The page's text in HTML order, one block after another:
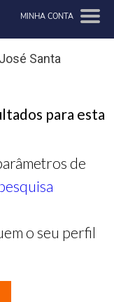
MINHA CONTA
Santa
para esta
de
o seu perfil